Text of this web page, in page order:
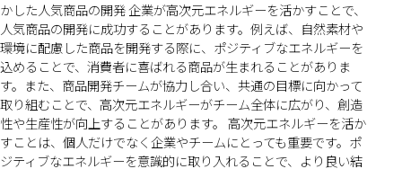
かした人気商品の開発 企業が高次元エネルギーを活かすことで、
人気商品の開発に成功することがあります。例えば、自然素材や
環境に配慮した商品を開発する際に、ポジティブなエネルギーを
込めることで、消費者に喜ばれる商品が生まれることがありま
す。また、商品開発チームが協力し合い、共通の目標に向かって
取り組むことで、高次元エネルギーがチーム全体に広がり、創造
性や生産性が向上することがあります。 高次元エネルギーを活か
すことは、個人だけでなく企業やチームにとっても重要です。ポ
ジティブなエネルギーを意識的に取り入れることで、より良い結